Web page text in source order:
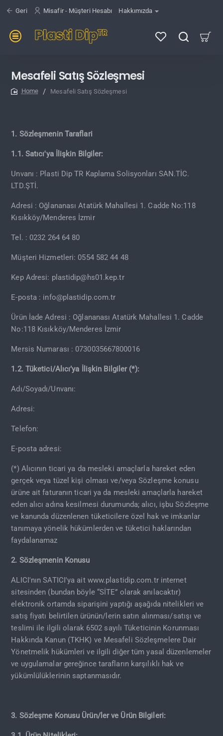
Geri Misafir - Müşteri Hesabı Hakkımızda
Mesafeli Satış Sözleşmesi
Mesafeli Satış Sözleşmesi
1. Sözleşmenin Taraflari
1.1. Satıcı'ya İlişkin Bilgiler:
Unvanı : Plasti Dip TR Kaplama Solisyonları SAN.TİC.
LTD.ŞTİ.
Adresi : Oğlananası Atatürk Mahallesi 1. Cadde No:118
Kısıkköy/Menderes İzmir
Tel. : 0232 264 64 80
Müşteri Hizmetleri: 0554 582 44 48
Kep Adresi: plastidip@hs01.kep.tr
E-posta : info@plastidip.com.tr
Ürün İade Adresi : Oğlananası Atatürk Mahallesi 1. Cadde
No:118 Kısıkköy/Menderes İzmir
Mersis Numarası : 0730035667800016
1.2. Tüketici/Alıcı’ya İlişkin Bilgiler (*):
Adı/Soyadı/Unvanı:
Adresi:
Telefon:
E-posta adresi:
(*) Alıcının ticari ya da mesleki amaçlarla hareket eden
gerçek veya tüzel kişi olması ve/veya Sözleşme konusu
ürüne ait faturanın ticari ya da mesleki amaçlarla hareket
eden alıcı adına kesilmesi durumunda; alıcı, işbu Sözleşme
ve kanunda düzenlenen tüketicilere özel hak ve imkanlar
tanımaya yönelik hükümlerden ve tüketici haklarından
faydalanamaz
2. Sözleşmenin Konusu
ALICI'nın SATICI'ya ait www.plastidip.com.tr internet
sitesinden (bundan böyle “SİTE” olarak anılacaktır)
elektronik ortamda siparişini yaptığı aşağıda nitelikleri ve
satış fiyatı belirtilen ürünün/lerin satın alınması/satışı ve
teslimi ile ilgili olarak 6502 sayılı Tüketicinin Korunması
Hakkında Kanun (TKHK) ve Mesafeli Sözleşmelere Dair
Yönetmelik hükümleri ve ilgili diğer tüm yasal düzenlemeler
ve uygulamalar gereğince tarafların karşılıklı hak ve
yükümlülüklerinin saptanmasıdır.
3. Sözleşme Konusu Ürün/ler ve Ürün Bilgileri: